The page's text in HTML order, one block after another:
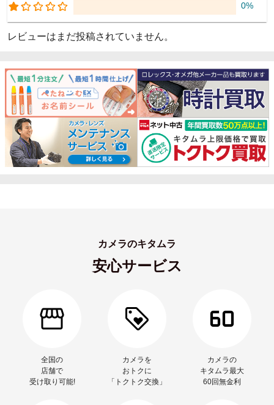
0%
レビューはまだ投稿されていません。
カメラのキタムラ
安心サービス
全国の
店舗で
受け取り可能!
カメラを
おトクに
「トクトク交換」
カメラの
キタムラ最大
60回無金利